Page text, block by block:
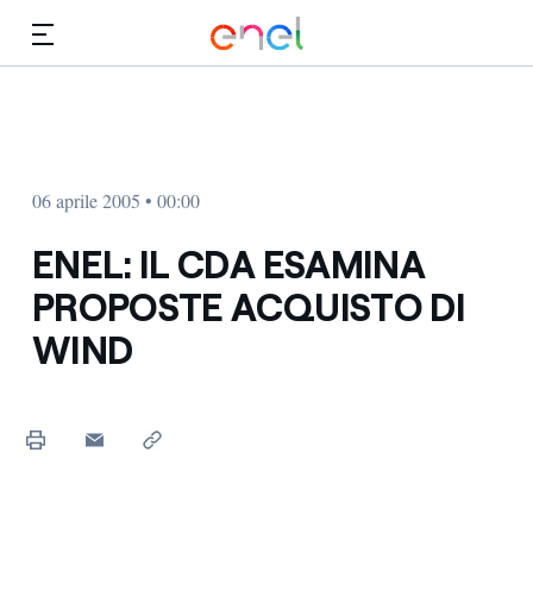
06 aprile 2005 • 00:00
ENEL: IL CDA ESAMINA
PROPOSTE ACQUISTO DI
WIND